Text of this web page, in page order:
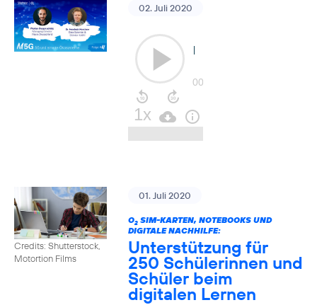
02. Juli 2020
Credits: Shutterstock,
Motortion Films
01. Juli 2020
O2SIM-KARTEN, NOTEBOOKS UND
DIGITALE NACHHILFE:
Unterstützung für
250 Schülerinnen und
Schüler beim
digitalen Lernen